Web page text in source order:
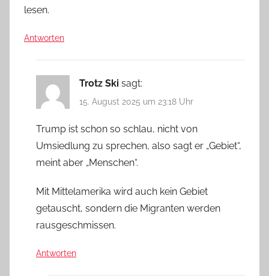
lesen.
Antworten
Trotz Ski sagt:
15. August 2025 um 23:18 Uhr
Trump ist schon so schlau, nicht von
Umsiedlung zu sprechen, also sagt er „Gebiet“,
meint aber „Menschen“.
Mit Mittelamerika wird auch kein Gebiet
getauscht, sondern die Migranten werden
rausgeschmissen.
Antworten